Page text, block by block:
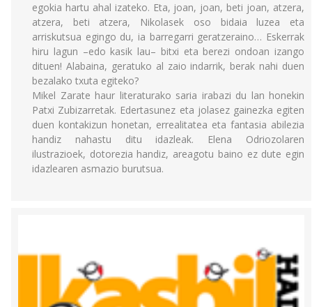
egokia hartu ahal izateko. Eta, joan, joan, beti joan, atzera,
atzera, beti atzera, Nikolasek oso bidaia luzea eta
arriskutsua egingo du, ia barregarri geratzeraino… Eskerrak
hiru lagun –edo kasik lau– bitxi eta berezi ondoan izango
dituen! Alabaina, geratuko al zaio indarrik, berak nahi duen
bezalako txuta egiteko?
Mikel Zarate haur literaturako saria irabazi du lan honekin
Patxi Zubizarretak. Edertasunez eta jolasez gainezka egiten
duen kontakizun honetan, errealitatea eta fantasia abilezia
handiz nahastu ditu idazleak. Elena Odriozolaren
ilustrazioek, dotorezia handiz, areagotu baino ez dute egin
idazlearen asmazio burutsua.